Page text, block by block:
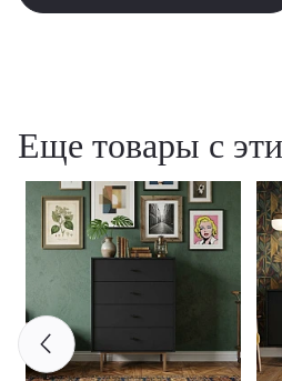
Еще товары с